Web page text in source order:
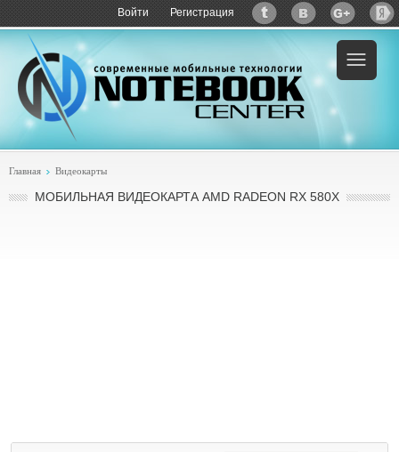
Войти Регистрация
Главная Видеокарты
МОБИЛЬНАЯ ВИДЕОКАРТА AMD RADEON RX 580X